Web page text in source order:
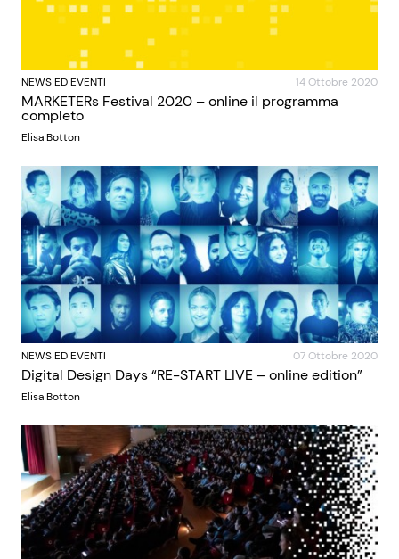
NEWS ED EVENTI 14 Ottobre 2020
MARKETERs Festival 2020 – online il programma
completo
Elisa Botton
NEWS ED EVENTI 07 Ottobre 2020
Digital Design Days “RE-START LIVE – online edition”
Elisa Botton